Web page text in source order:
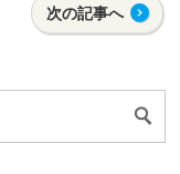
次の記事へ